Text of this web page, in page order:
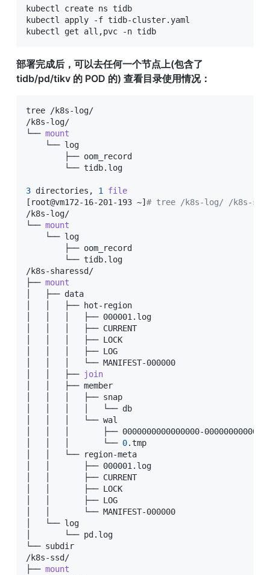
kubectl create ns tidb
kubectl apply -f tidb-cluster.yaml
kubectl get all,pvc -n tidb
部署完成后，可以去任何一个节点上(包含了
tidb/pd/tikv 的 POD 的) 查看目录使用情况：
tree /k8s-log/
/k8s-log/
└── mount
    └── log
        ├── oom_record
        └── tidb.log
3 directories, 1 file
[ root@vm172-16-201-193 ~] # tree /k8s-log/ /k8s-
/k8s-log/
└── mount
    └── log
        ├── oom_record
        └── tidb.log
/k8s-sharessd/
├── mount
│   ├── data
│   │   ├── hot-region
│   │   │   ├── 000001.log
│   │   │   ├── CURRENT
│   │   │   ├── LOCK
│   │   │   ├── LOG
│   │   │   └── MANIFEST-000000
│   │   ├── join
│   │   ├── member
│   │   │   ├── snap
│   │   │   │   └── db
│   │   │   └── wal
│   │   │       ├── 0000000000000000-
│   │   │       └── 0.tmp
│   │   └── region-meta
│   │       ├── 000001.log
│   │       ├── CURRENT
│   │       ├── LOCK
│   │       ├── LOG
│   │       └── MANIFEST-000000
│   └── log
│       └── pd.log
└── subdir
/k8s-ssd/
├── mount